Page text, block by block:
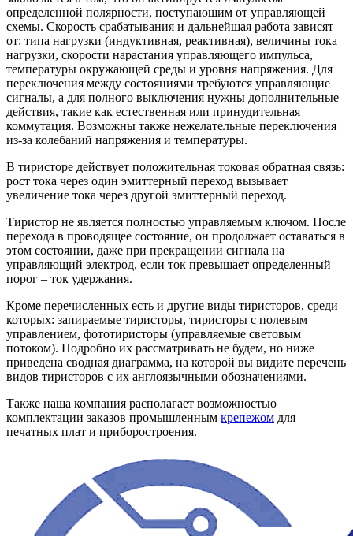
определенной полярности, поступающим от управляющей
схемы. Скорость срабатывания и дальнейшая работа зависят
от: типа нагрузки (индуктивная, реактивная), величины тока
нагрузки, скорости нарастания управляющего импульса,
температуры окружающей среды и уровня напряжения. Для
переключения между состояниями требуются управляющие
сигналы, а для полного выключения нужны дополнительные
действия, такие как естественная или принудительная
коммутация. Возможны также нежелательные переключения
из-за колебаний напряжения и температуры.
В тиристоре действует положительная токовая обратная связь:
рост тока через один эмиттерный переход вызывает
увеличение тока через другой эмиттерный переход.
Тиристор не является полностью управляемым ключом. После
перехода в проводящее состояние, он продолжает оставаться в
этом состоянии, даже при прекращении сигнала на
управляющий электрод, если ток превышает определенный
порог – ток удержания.
Кроме перечисленных есть и другие виды тиристоров, среди
которых: запираемые тиристоры, тиристоры с полевым
управлением, фототиристоры (управляемые световым
потоком). Подробно их рассматривать не будем, но ниже
приведена сводная диаграмма, на которой вы видите перечень
видов тиристоров с их англоязычными обозначениями.
Также наша компания располагает возможностью
комплектации заказов промышленным крепежом для
печатных плат и приборостроения.